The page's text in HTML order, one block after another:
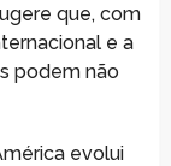
que, com
e a
podem não
evolui